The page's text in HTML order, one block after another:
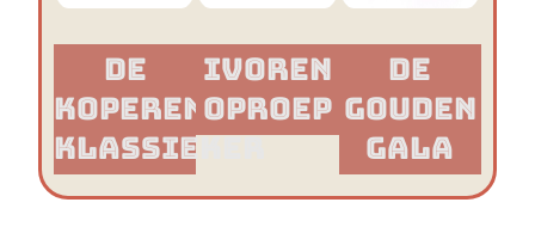
De
Koperen
Klassieker​
Ivoren
Oproep
De
Gouden
Gala